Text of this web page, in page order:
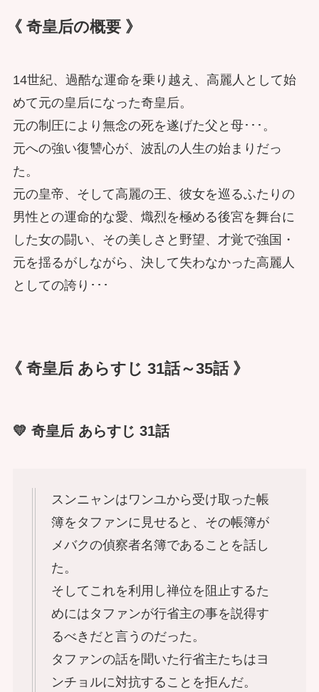
《 奇皇后の概要 》
14世紀、過酷な運命を乗り越え、高麗人として始
めて元の皇后になった奇皇后。
元の制圧により無念の死を遂げた父と母･･･。
元への強い復讐心が、波乱の人生の始まりだっ
た。
元の皇帝、そして高麗の王、彼女を巡るふたりの
男性との運命的な愛、熾烈を極める後宮を舞台に
した女の闘い、その美しさと野望、才覚で強国・
元を揺るがしながら、決して失わなかった高麗人
としての誇り･･･
《 奇皇后 あらすじ 31話～35話 》
💛 奇皇后 あらすじ 31話
スンニャンはワンユから受け取った帳
簿をタファンに見せると、その帳簿が
メバクの偵察者名簿であることを話し
た。
そしてこれを利用し禅位を阻止するた
めにはタファンが行省主の事を説得す
るべきだと言うのだった。
タファンの話を聞いた行省主たちはヨ
ンチョルに対抗することを拒んだ。